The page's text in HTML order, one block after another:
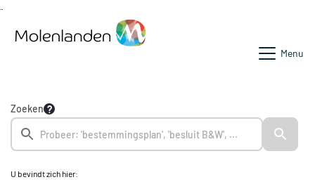
Menu
Zoeken
U bevindt zich hier: